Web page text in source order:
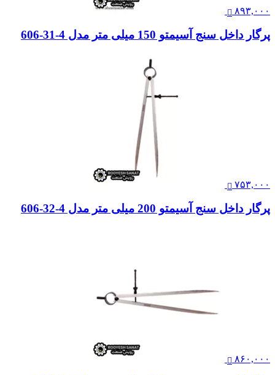
۸۹۳,۰۰۰
پرگار داخل سنج آسیمتو 150 میلی متر مدل 4-31-606
۷۵۳,۰۰۰
پرگار داخل سنج آسیمتو 200 میلی متر مدل 4-32-606
۸۶۰,۰۰۰